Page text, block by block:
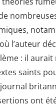
l’auteur
: il aurait
saints
journal
ont